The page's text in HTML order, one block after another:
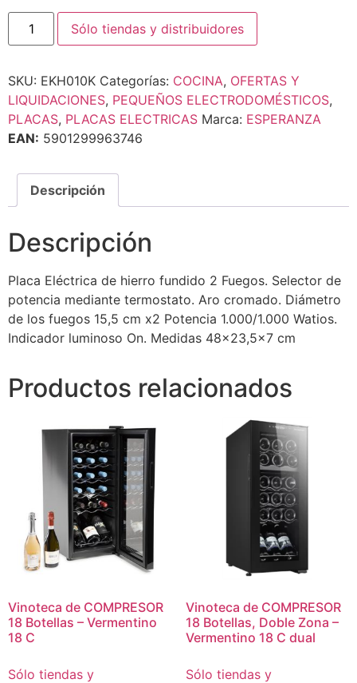
Sólo tiendas y distribuidores
SKU: EKH010K Categorías: COCINA, OFERTAS Y
LIQUIDACIONES, PEQUEÑOS ELECTRODOMÉSTICOS,
PLACAS, PLACAS ELECTRICAS Marca: ESPERANZA
EAN: 5901299963746
Descripción
Descripción
Placa Eléctrica de hierro fundido 2 Fuegos. Selector de
potencia mediante termostato. Aro cromado. Diámetro
de los fuegos 15,5 cm x2 Potencia 1.000/1.000 Watios.
Indicador luminoso On. Medidas 48×23,5×7 cm
Productos relacionados
Vinoteca de COMPRESOR
18 Botellas – Vermentino
18 C
Sólo tiendas y
Vinoteca de COMPRESOR
18 Botellas, Doble Zona –
Vermentino 18 C dual
Sólo tiendas y